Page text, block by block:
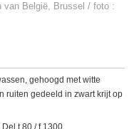
van België, Brussel / foto :
gehoogd met witte
ruiten gedeeld in zwart krijt op
80 / f 1300